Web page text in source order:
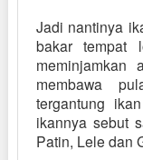
Jadi nantinya
bakar tempat
meminjamkan
membawa
tergantung
ikannya sebut
Patin, Lele dan